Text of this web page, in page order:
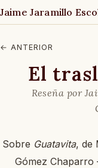
Jaime Jaramillo
← ANTERIOR
El
Reseña por
Sobre Guatavita, de
Gómez